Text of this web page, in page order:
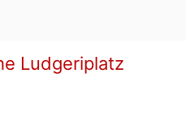
Ludgeriplatz